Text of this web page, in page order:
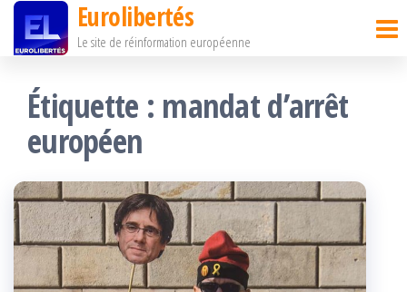
Passer
contenu
Eurolibertés
Le site de réinformation européenne
Étiquette : mandat d’arrêt
européen